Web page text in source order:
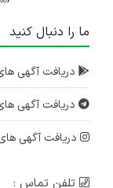
ما را دنبال کنید
دریافت آگهی
دریافت آگهی
دریافت آگهی
تلفن تماس :